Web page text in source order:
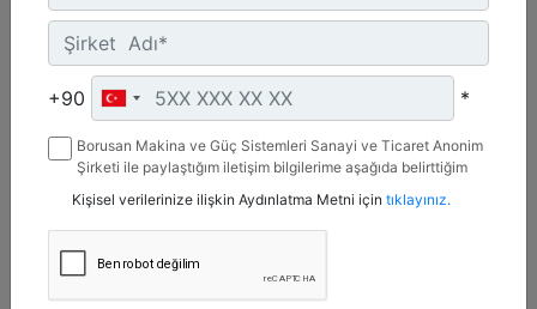
+90 *
Borusan Makina ve Güç Sistemleri Sanayi ve Ticaret Anonim
Şirketi ile paylaştığım iletişim bilgilerime aşağıda belirttiğim
mesaj gönderilmesine izin veriyorum.
Kişisel verilerinize ilişkin Aydınlatma Metni için tıklayınız.